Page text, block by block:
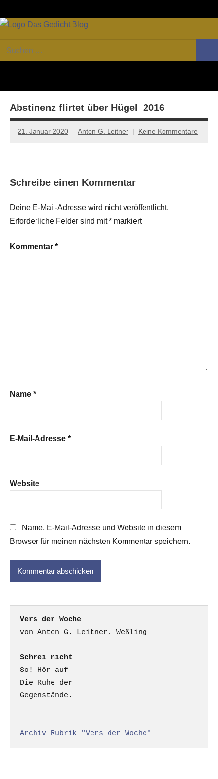
Inhalt
GEDICHT
Forum
von
Lyrik,
Essay
Suchen
nach:
Abstinenz flirtet über Hügel_2016
21. Januar 2020 Anton G. Leitner Keine Kommentare
Schreibe einen Kommentar
Deine E-Mail-Adresse wird nicht veröffentlicht.
Erforderliche Felder sind mit* markiert
Kommentar *
Name *
E-Mail-Adresse *
Website
Name, E-Mail-Adresse und Website in diesem
Browser für meinen nächsten Kommentar speichern.
Vers der Woche
Schrei nicht
So! Hör auf
Die Ruhe der
Gegenstände.
Archiv Rubrik "Vers der Woche"